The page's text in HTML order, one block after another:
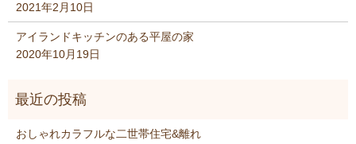
2021年2月10日
アイランドキッチンのある平屋の家
2020年10月19日
おしゃれカラフルな二世帯住宅&離れ